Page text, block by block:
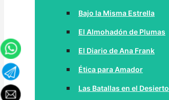
Bajo la Misma Estrella
El Almohadón de Plumas
El Diario de Ana Frank
Ética para Amador
Las Batallas en el Desierto